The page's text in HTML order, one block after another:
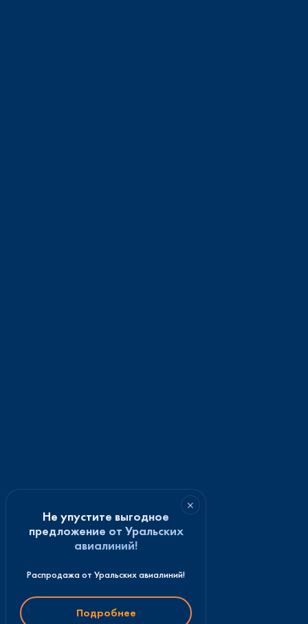
×
Не упустите выгодное
предложение от Уральских
авиалиний!
Распродажа от Уральских авиалиний!
Подробнее